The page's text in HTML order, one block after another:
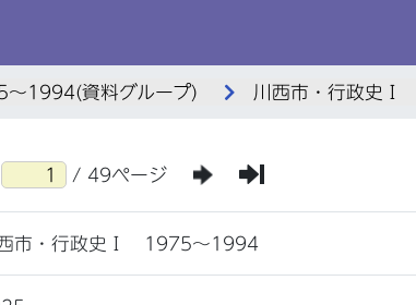
1994(資料グループ) 川西市・行政史
/ 49ページ
市・行政史Ⅰ 1975～1994